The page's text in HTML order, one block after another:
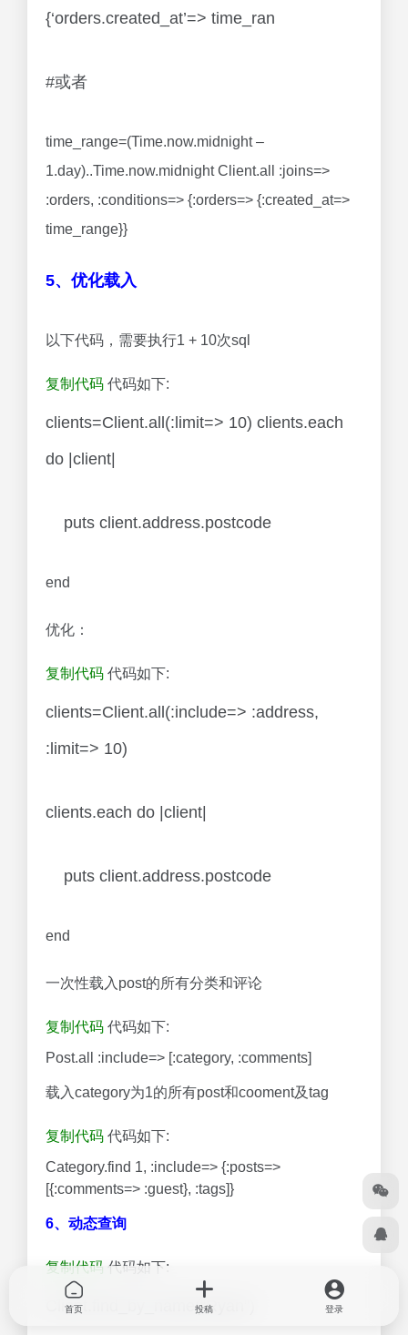
{‘orders.created_at’=> time_ran
#或者
time_range=(Time.now.midnight –
1.day)..Time.now.midnight Client.all :joins=>
:orders, :conditions=> {:orders=> {:created_at=>
time_range}}
5、优化载入
以下代码，需要执行1 + 10次sql
复制代码 代码如下:
clients=Client.all(:limit=> 10) clients.each
do |client|
puts client.address.postcode
end
优化：
复制代码 代码如下:
clients=Client.all(:include=> :address,
:limit=> 10)
clients.each do |client|
puts client.address.postcode
end
一次性载入post的所有分类和评论
复制代码 代码如下:
Post.all :include=> [:category, :comments]
载入category为1的所有post和cooment及tag
复制代码 代码如下:
Category.find 1, :include=> {:posts=>
[{:comments=> :guest}, :tags]}
6、动态查询
复制代码 代码如下:
Client.find_by_name(“Ryan”)
首页 投稿 登录